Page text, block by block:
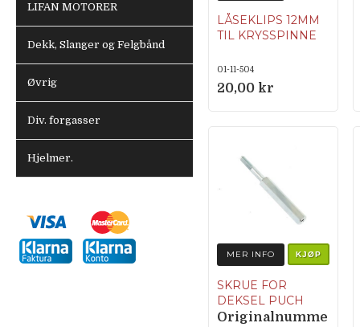
LIFAN MOTORER
Dekk, Slanger og Felgbånd
Øvrig
Div. forgasser
Hjelmer.
LÅSEKLIPS 12MM
TIL KRYSSPINNE
01-11-504
20,00 kr
MER INFO KJØP
SKRUE FOR
DEKSEL PUCH
Originalnumme